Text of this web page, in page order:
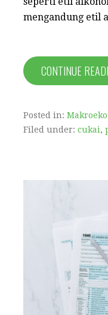
mengandung etil
CONTINUE
Posted in:
Filed under: cukai,